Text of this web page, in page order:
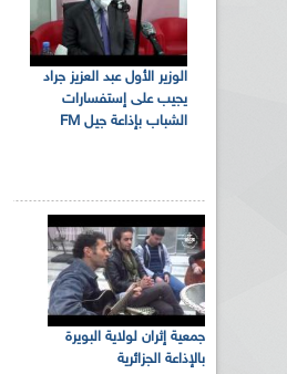
الوزير الأول عبد العزيز جراد
يجيب على إستفسارات
الشباب بإذاعة جيل FM
جمعية إثران لولاية البويرة
بالإذاعة الجزائرية